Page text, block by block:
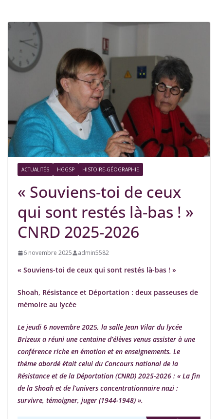
ACTUALITÉS HGGSP HISTOIRE-GÉOGRAPHIE
« Souviens-toi de ceux
qui sont restés là-bas ! »
CNRD 2025-2026
6 novembre 2025 admin5582
« Souviens-toi de ceux qui sont restés là-bas ! »
Shoah, Résistance et Déportation : deux passeuses de
mémoire au lycée
Le jeudi 6 novembre 2025, la salle Jean Vilar du lycée
Brizeux a réuni une centaine d’élèves venus assister à une
conférence riche en émotion et en enseignements. Le
thème abordé était celui du Concours national de la
Résistance et de la Déportation (CNRD) 2025-2026 : « La fin
de la Shoah et de l’univers concentrationnaire nazi :
survivre, témoigner, juger (1944-1948) ».